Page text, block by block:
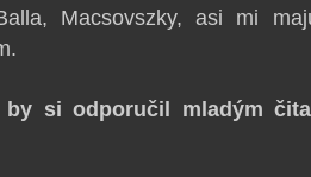
Macsovszky, asi mi
si odporučil mladým